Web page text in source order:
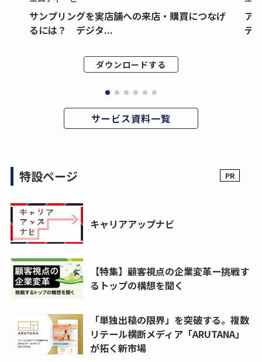
サンプリングを実店舗への来店・購買につなげ
るには？ デジタ...
ダウンロードする
ア
デ
サービス資料一覧
特設ページ
キャリアアップナビ
【特集】顧客視点の企業変革ー挑戦す
るトップの構想を聞く
「単独出稿の限界」を突破する。複数
リテール横断メディア「ARUTANA」
が拓く新市場